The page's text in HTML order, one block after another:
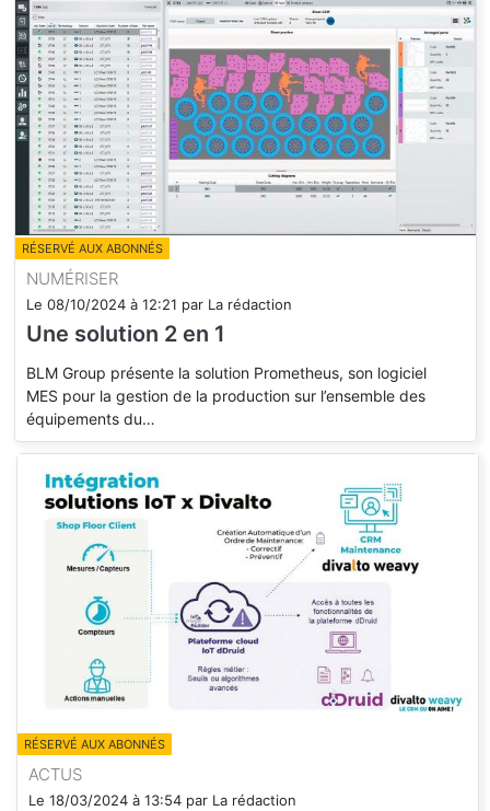
RÉSERVÉ AUX ABONNÉS
NUMÉRISER
Le 08/10/2024 à 12:21 par La rédaction
Une solution 2 en 1
BLM Group présente la solution Prometheus, son logiciel
MES pour la gestion de la production sur l’ensemble des
équipements du…
RÉSERVÉ AUX ABONNÉS
ACTUS
Le 18/03/2024 à 13:54 par La rédaction